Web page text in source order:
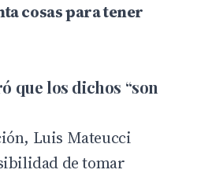
cosas para tener
que los dichos “son
Luis Mateucci
de tomar